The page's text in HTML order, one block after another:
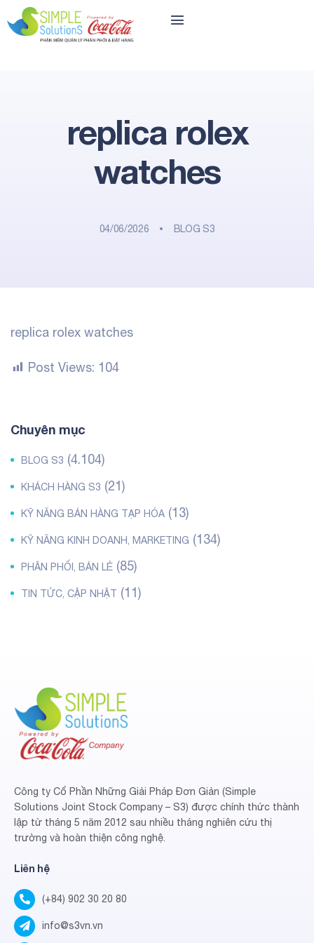
replica rolex
watches
04/06/2026 BLOG S3
replica rolex watches
Post Views: 104
Chuyên mục
BLOG S3 (4.104)
KHÁCH HÀNG S3 (21)
KỸ NĂNG BÁN HÀNG TẠP HÓA (13)
KỸ NĂNG KINH DOANH, MARKETING (134)
PHÂN PHỐI, BÁN LẺ (85)
TIN TỨC, CẬP NHẬT (11)
Công ty Cổ Phần Những Giải Pháp Đơn Giản (Simple
Solutions Joint Stock Company – S3) được chính thức thành
lập từ tháng 5 năm 2012 sau nhiều tháng nghiên cứu thị
trường và hoàn thiện công nghệ.
Liên hệ
(+84) 902 30 20 80
info@s3vn.vn